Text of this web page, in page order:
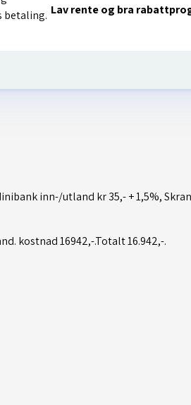
betaling. Lav rente og bra
inn-/utland kr 35,- + 1,5%,
kostnad 16942,-.Totalt 16.942,-.